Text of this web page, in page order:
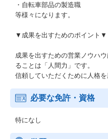
・自転車部品の製造職
等様々になります。
▼成果を出すためのポイント▼
成果を出すための営業ノウハ
ることは「人間力」です。
信頼していただくために人格
必要な免許・資格
特になし